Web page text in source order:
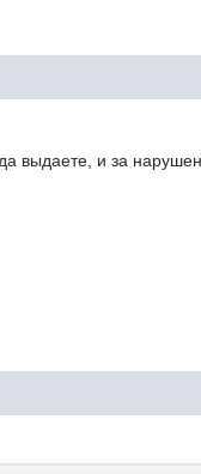
выдаете, и за